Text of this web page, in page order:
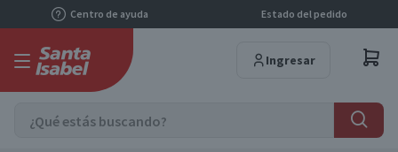
Centro de ayuda Estado del pedido
Ingresar